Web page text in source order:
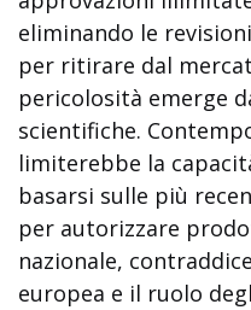
eliminando le
per ritirare dal
pericolosità emerge
scientifiche.
limiterebbe la
basarsi sulle più
per autorizzare
nazionale,
europea e il ruolo